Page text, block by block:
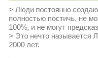
> Люди постоянно
полностью постичь, не
100%, и не могут
> Это нечто
2000 лет.